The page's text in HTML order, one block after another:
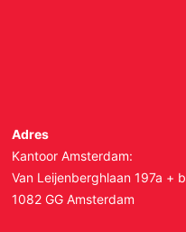
Adres
Kantoor Amsterdam:
Van Leijenberghlaan 197a + b
1082 GG Amsterdam